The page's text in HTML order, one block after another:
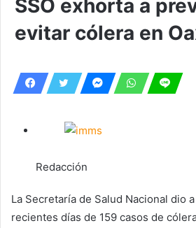
SSO exhorta a
evitar cólera en
Redacción
La Secretaría de Salud Nacional dio
recientes días de 159 casos de